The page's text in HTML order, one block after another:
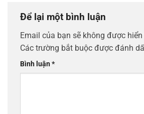
Để lại một bình luận
Email của bạn sẽ không được
Các trường bắt buộc được đánh
Bình luận*